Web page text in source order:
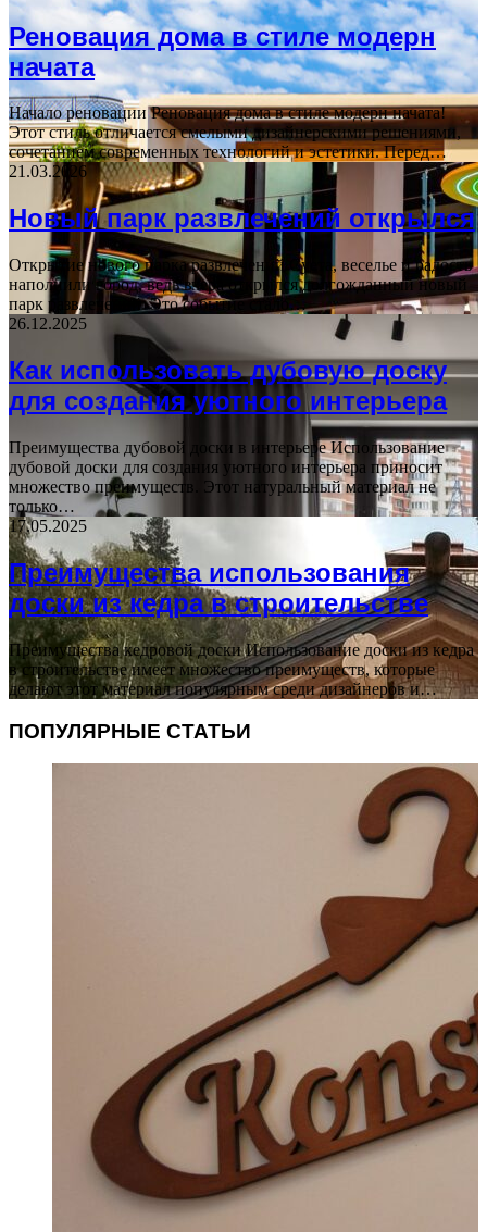
Реновация дома в стиле модерн
начата
Начало реновации Реновация дома в стиле модерн начата!
Этот стиль отличается смелыми дизайнерскими решениями,
сочетанием современных технологий и эстетики. Перед…
21.03.2026
Новый парк развлечений открылся
Открытие нового парка развлечений Суета, веселье и радость
наполнили город, ведь вчера открылся долгожданный новый
парк развлечений. Это событие стало…
26.12.2025
Как использовать дубовую доску
для создания уютного интерьера
Преимущества дубовой доски в интерьере Использование
дубовой доски для создания уютного интерьера приносит
множество преимуществ. Этот натуральный материал не
только…
17.05.2025
Преимущества использования
доски из кедра в строительстве
Преимущества кедровой доски Использование доски из кедра
в строительстве имеет множество преимуществ, которые
делают этот материал популярным среди дизайнеров и…
ПОПУЛЯРНЫЕ СТАТЬИ